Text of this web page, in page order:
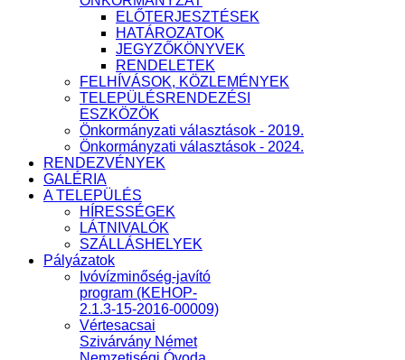
ELŐTERJESZTÉSEK
HATÁROZATOK
JEGYZŐKÖNYVEK
RENDELETEK
FELHÍVÁSOK, KÖZLEMÉNYEK
TELEPÜLÉSRENDEZÉSI
ESZKÖZÖK
Önkormányzati választások - 2019.
Önkormányzati választások - 2024.
RENDEZVÉNYEK
GALÉRIA
A TELEPÜLÉS
HÍRESSÉGEK
LÁTNIVALÓK
SZÁLLÁSHELYEK
Pályázatok
Ivóvízminőség-javító
program (KEHOP-
2.1.3-15-2016-00009)
Vértesacsai
Szivárvány Német